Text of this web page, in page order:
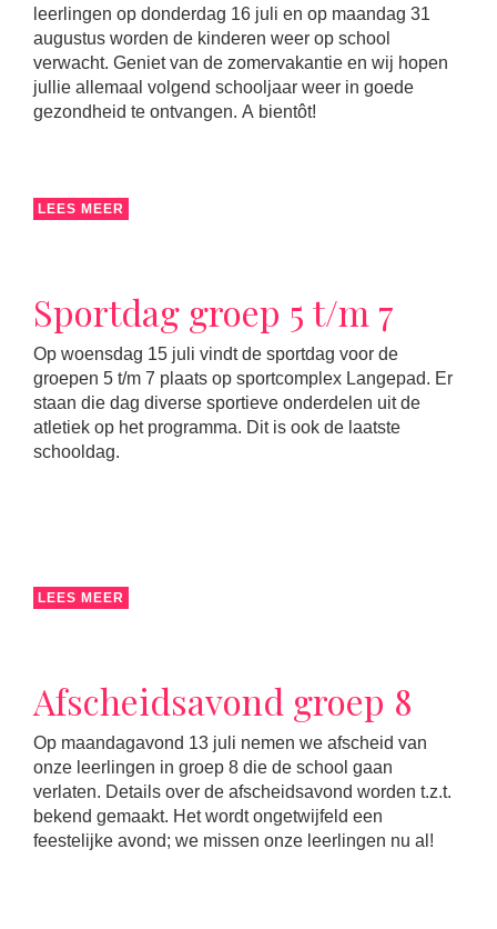
leerlingen op donderdag 16 juli en op maandag 31
augustus worden de kinderen weer op school
verwacht. Geniet van de zomervakantie en wij hopen
jullie allemaal volgend schooljaar weer in goede
gezondheid te ontvangen. A bientôt!
LEES MEER
Sportdag groep 5 t/m 7
Op woensdag 15 juli vindt de sportdag voor de
groepen 5 t/m 7 plaats op sportcomplex Langepad. Er
staan die dag diverse sportieve onderdelen uit de
atletiek op het programma. Dit is ook de laatste
schooldag.
LEES MEER
Afscheidsavond groep 8
Op maandagavond 13 juli nemen we afscheid van
onze leerlingen in groep 8 die de school gaan
verlaten. Details over de afscheidsavond worden t.z.t.
bekend gemaakt. Het wordt ongetwijfeld een
feestelijke avond; we missen onze leerlingen nu al!